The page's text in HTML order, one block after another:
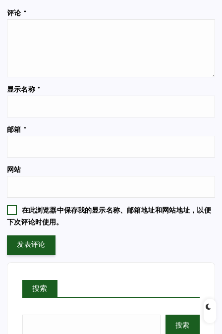
评论 *
显示名称 *
邮箱 *
网站
在此浏览器中保存我的显示名称、邮箱地址和网站地址，以便
下次评论时使用。
搜索
搜索